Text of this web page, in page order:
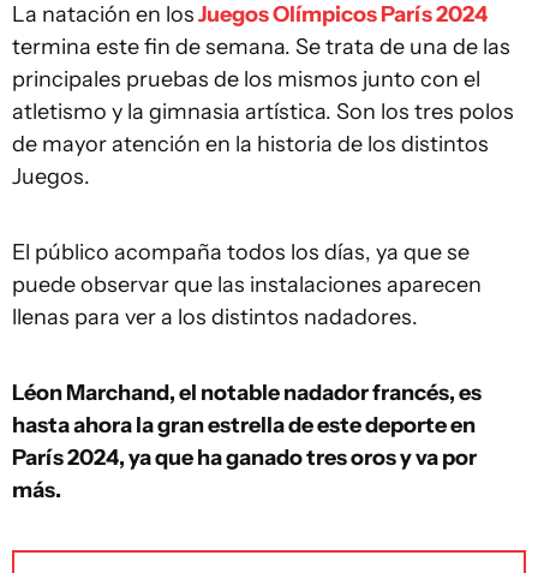
La natación en losJuegos Olímpicos París 2024
termina este fin de semana. Se trata de una de las
principales pruebas de los mismos junto con el
atletismo y la gimnasia artística. Son los tres polos
de mayor atención en la historia de los distintos
Juegos.
El público acompaña todos los días, ya que se
puede observar que las instalaciones aparecen
llenas para ver a los distintos nadadores.
Léon Marchand, el notable nadador francés, es
hasta ahora la gran estrella de este deporte en
París 2024, ya que ha ganado tres oros y va por
más.